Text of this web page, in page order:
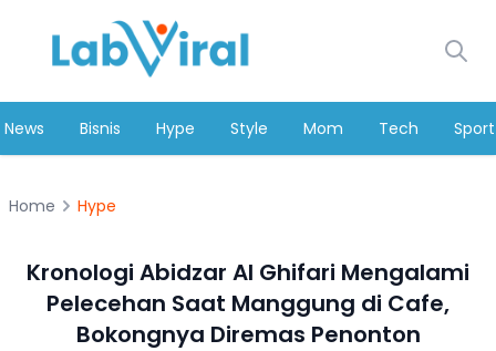
News Bisnis Hype Style Mom Tech Sport
Home Hype
Kronologi Abidzar Al Ghifari Mengalami
Pelecehan Saat Manggung di Cafe,
Bokongnya Diremas Penonton